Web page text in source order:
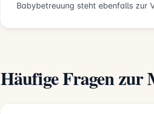
Babybetreuung steht ebenfalls zur
Häufige Fragen zur